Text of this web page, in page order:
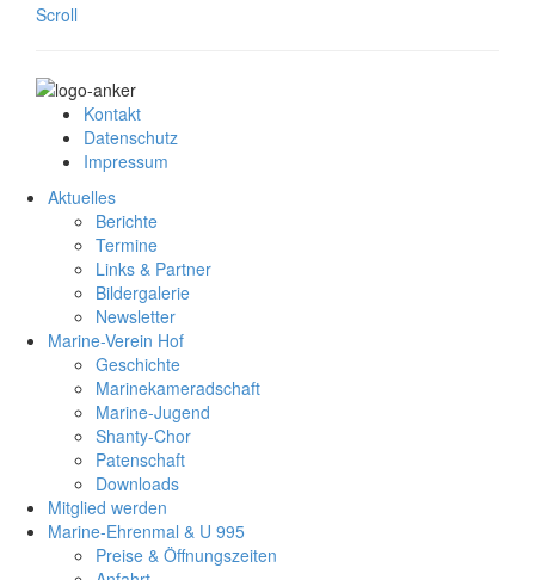
Scroll
Kontakt
Datenschutz
Impressum
Aktuelles
Berichte
Termine
Links & Partner
Bildergalerie
Newsletter
Marine-Verein Hof
Geschichte
Marinekameradschaft
Marine-Jugend
Shanty-Chor
Patenschaft
Downloads
Mitglied werden
Marine-Ehrenmal & U 995
Preise & Öffnungszeiten